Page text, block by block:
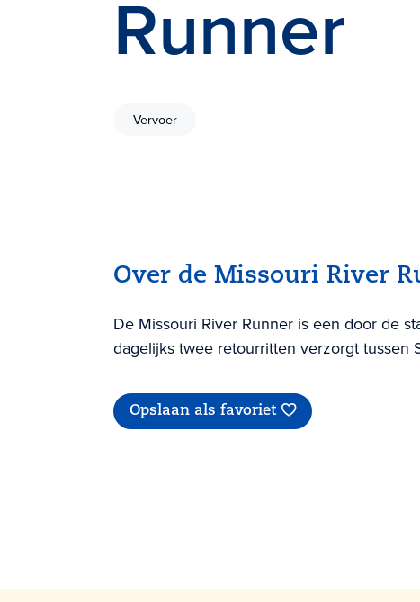
Runner
Vervoer
Over de Missouri River
De Missouri River Runner is een door de
dagelijks twee retourritten verzorgt tussen
Opslaan als favoriet